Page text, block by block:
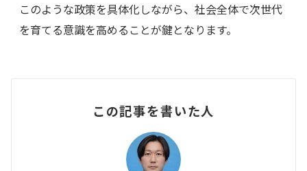
このような政策を具体化しながら、社会全体で次世代
を育てる意識を高めることが鍵となります。
この記事を書いた人